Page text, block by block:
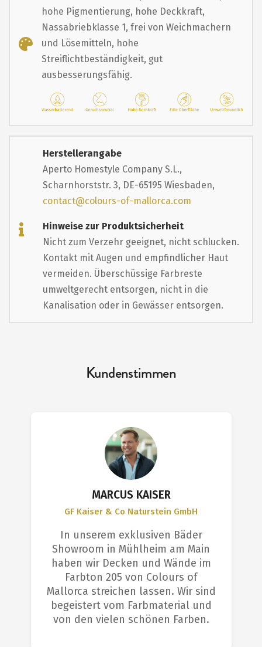
hohe Pigmentierung, hohe Deckkraft,
Nassabriebklasse 1, frei von Weichmachern
und Lösemitteln, hohe
Streiflichtbeständigkeit, gut
ausbesserungsfähig.
Herstellerangabe
Aperto Homestyle Company S.L.,
Scharnhorststr. 3, DE-65195 Wiesbaden,
contact@colours-of-mallorca.com
Hinweise zur Produktsicherheit
Nicht zum Verzehr geeignet, nicht schlucken.
Kontakt mit Augen und empfindlicher Haut
vermeiden. Überschüssige Farbreste
umweltgerecht entsorgen, nicht in die
Kanalisation oder in Gewässer entsorgen.
Kundenstimmen
MARCUS KAISER
GF Kaiser & Co Naturstein GmbH
In unserem exklusiven Bäder
Showroom in Mühlheim am Main
haben wir Decken und Wände im
Farbton 205 von Colours of
Mallorca streichen lassen. Wir sind
begeistert vom Farbmaterial und
von den vielen schönen Farben.